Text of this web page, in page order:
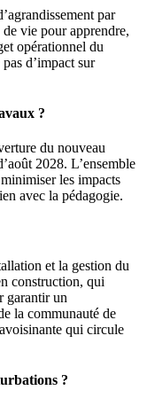
par
vie pour apprendre,
opérationnel du
d’impact sur
?
du nouveau
2028. L’ensemble
les impacts
avec la pédagogie.
et la gestion du
construction, qui
garantir un
la communauté de
qui circule
?